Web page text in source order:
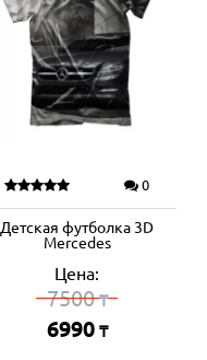
0
Детская футболка 3D
Mercedes
Цена:
7500₸
6990 ₸